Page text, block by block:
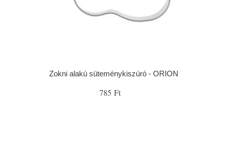
Zokni alakú süteménykiszúró - ORION
785 Ft